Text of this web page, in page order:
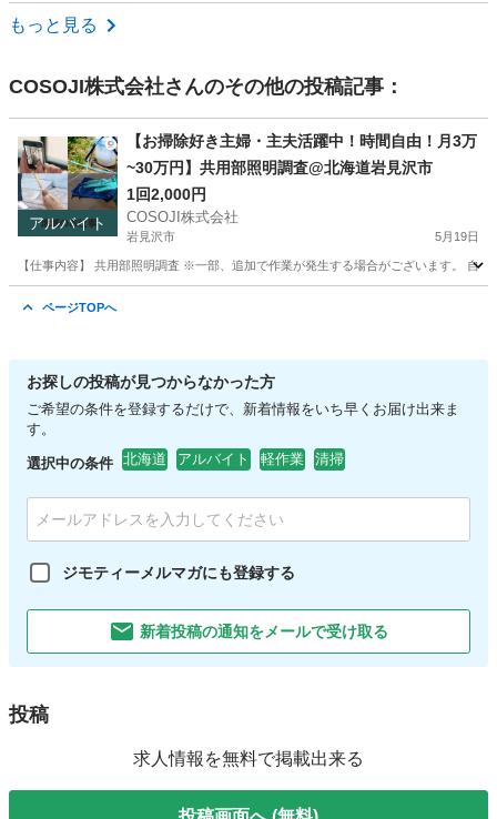
北海道 苫小牧市
もっと見る
COSOJI株式会社さんのその他の投稿記事：
アルバイト
【お掃除好き主婦・主夫活躍中！時間自由！月3万
~30万円】共用部照明調査@北海道岩見沢市
1回2,000円
COSOJI株式会社
岩見沢市 5月19日
【仕事内容】 共用部照明調査 ※一部、追加で作業が発生する場合がございます。 自
ページTOPへ
お探しの投稿が見つからなかった方
ご希望の条件を登録するだけで、新着情報をいち早くお届け出来ま
す。
選択中の条件 北海道 アルバイト 軽作業 清掃
ジモティーメルマガにも登録する
新着投稿の通知をメールで受け取る
投稿
求人情報を無料で掲載出来る